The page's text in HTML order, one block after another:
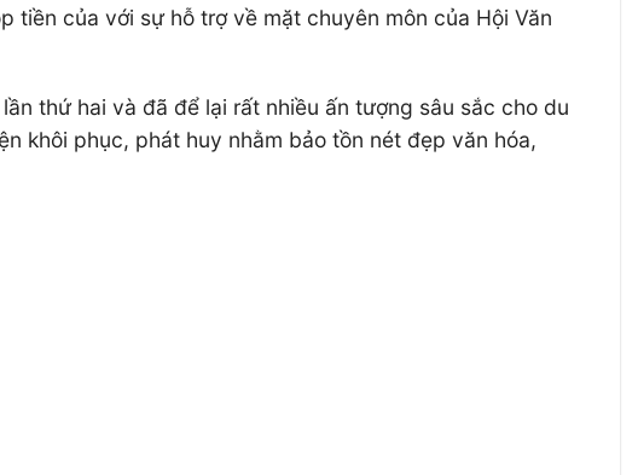
của với sự hỗ trợ về mặt chuyên môn của Hội Văn
thứ hai và đã để lại rất nhiều ấn tượng sâu sắc cho du
khôi phục, phát huy nhằm bảo tồn nét đẹp văn hóa,